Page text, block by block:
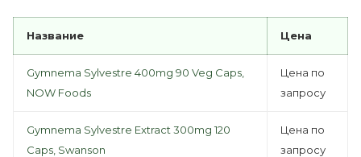
Название Цена
Gymnema Sylvestre 400mg 90 Veg Caps,
NOW Foods
Цена по
запросу
Gymnema Sylvestre Extract 300mg 120
Caps, Swanson
Цена по
запросу